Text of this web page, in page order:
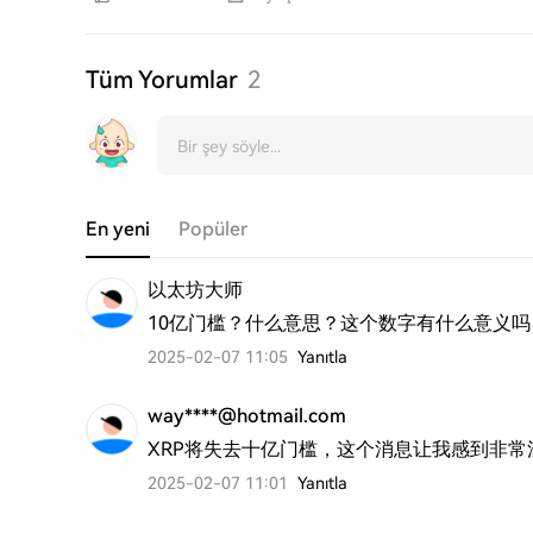
Tüm Yorumlar 2
En yeni Popüler
以太坊大师
10亿门槛？什么意思？这个数字有什么意义吗
2025-02-07 11:05 Yanıtla
way****@hotmail.com
XRP将失去十亿门槛，这个消息让我感到非常
2025-02-07 11:01 Yanıtla